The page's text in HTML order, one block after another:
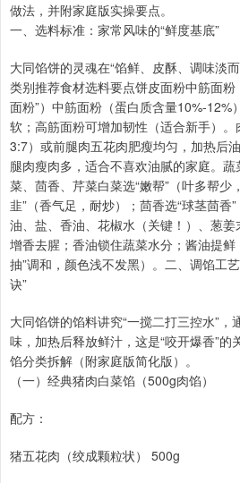
做法，并附家庭版实操要点。
一、选料标准：家常风味的“鲜度基底”
大同馅饼的灵魂在“馅鲜、皮酥、调味淡
类别推荐食材选料要点饼皮面粉中筋面粉
面粉”）中筋面粉（蛋白质含量10%-12%
软；高筋面粉可增加韧性（适合新手）
3:7）或前腿肉五花肉肥瘦均匀，加热后
腿肉瘦肉多，适合不喜欢油腻的家庭。
菜、茴香、芹菜白菜选“嫩帮”（叶多帮少
韭”（香气足，耐炒）；茴香选“球茎茴香
油、盐、香油、花椒水（关键！）、葱
增香去腥；香油锁住蔬菜水分；酱油提鲜
抽”调和，颜色浅不发黑）。二、调馅工
诀”
大同馅饼的馅料讲究“一搅二打三控水”
味，加热后释放鲜汁，这是“咬开爆香”
馅分类拆解（附家庭版简化版）。
（一）经典猪肉白菜馅（500g肉馅）
配方：
猪五花肉（绞成颗粒状） 500g